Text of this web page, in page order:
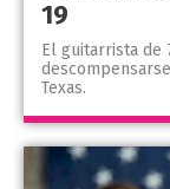
19
El guitarrista de
Texas.